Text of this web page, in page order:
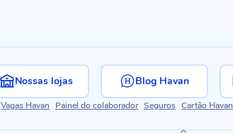
Nossas lojas Blog Havan
Vagas Havan Painel do colaborador Seguros Cartão Havan